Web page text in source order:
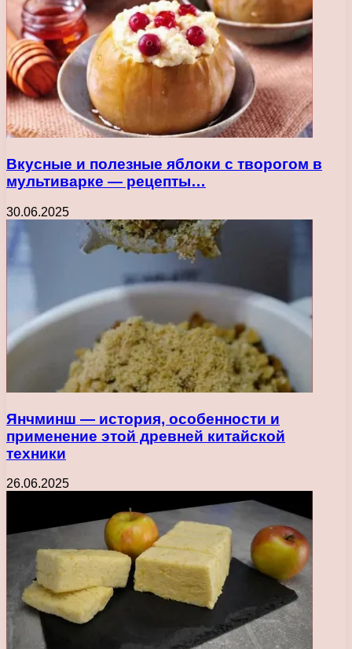
Вкусные и полезные яблоки с творогом в
мультиварке — рецепты…
30.06.2025
Янчминш — история, особенности и
применение этой древней китайской
техники
26.06.2025